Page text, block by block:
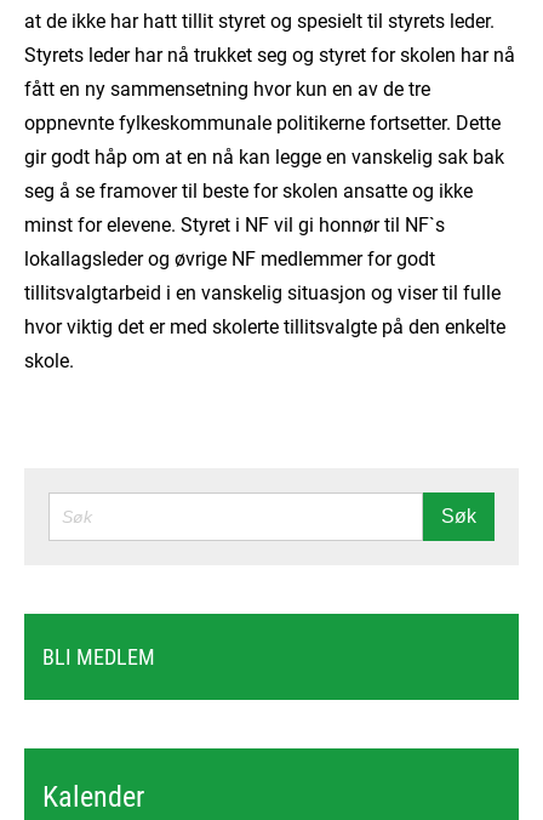
at de ikke har hatt tillit styret og spesielt til styrets leder.
Styrets leder har nå trukket seg og styret for skolen har nå
fått en ny sammensetning hvor kun en av de tre
oppnevnte fylkeskommunale politikerne fortsetter. Dette
gir godt håp om at en nå kan legge en vanskelig sak bak
seg å se framover til beste for skolen ansatte og ikke
minst for elevene. Styret i NFvil gi honnør til NF`s
lokallagsleder og øvrige NF medlemmer for godt
tillitsvalgtarbeid i en vanskelig situasjon og viser til fulle
hvor viktig det er med skolerte tillitsvalgte på den enkelte
skole.
SØK Søk
BLI MEDLEM
Kalender